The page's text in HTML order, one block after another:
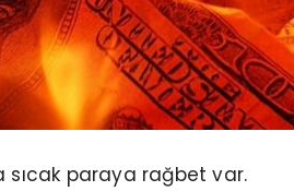
sıcak paraya rağbet var.